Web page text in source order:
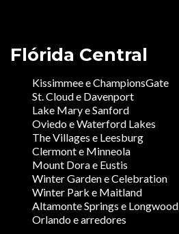
Flórida Central
Kissimmee e ChampionsGate
St. Cloud e Davenport
Lake Mary e Sanford
Oviedo e Waterford Lakes
The Villages e Leesburg
Clermont e Minneola
Mount Dora e Eustis
Winter Garden e Celebration
Winter Park e Maitland
Altamonte Springs e Longwood
Orlando e arredores